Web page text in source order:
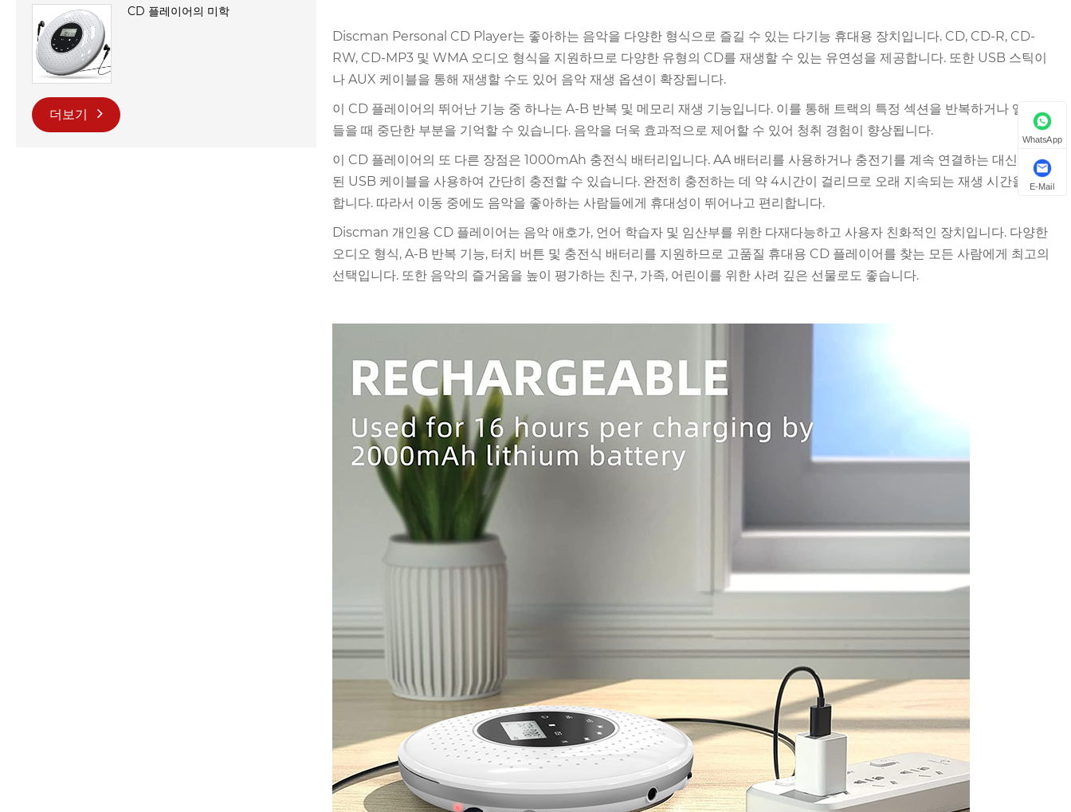
CD 플레이어의 미학
더보기
Discman Personal CD Player는 좋아하는 음악을 다양한 형식으로 즐길 수 있는 다기능 휴대용 장치입니다. CD, CD-R, CD-
RW, CD-MP3 및 WMA 오디오 형식을 지원하므로 다양한 유형의 CD를 재생할 수 있는 유연성을 제공합니다. 또한 USB 스틱이
나 AUX 케이블을 통해 재생할 수도 있어 음악 재생 옵션이 확장됩니다.
이 CD 플레이어의 뛰어난 기능 중 하나는 A-B 반복 및 메모리 재생 기능입니다. 이를 통해 트랙의 특정 섹션을 반복하거나 앨범을
들을 때 중단한 부분을 기억할 수 있습니다. 음악을 더욱 효과적으로 제어할 수 있어 청취 경험이 향상됩니다.
이 CD 플레이어의 또 다른 장점은 1000mAh 충전식 배터리입니다. AA 배터리를 사용하거나 충전기를 계속 연결하는 대신, 포함
된 USB 케이블을 사용하여 간단히 충전할 수 있습니다. 완전히 충전하는 데 약 4시간이 걸리므로 오래 지속되는 재생 시간을 제공
합니다. 따라서 이동 중에도 음악을 좋아하는 사람들에게 휴대성이 뛰어나고 편리합니다.
Discman 개인용 CD 플레이어는 음악 애호가, 언어 학습자 및 임산부를 위한 다재다능하고 사용자 친화적인 장치입니다. 다양한
오디오 형식, A-B 반복 기능, 터치 버튼 및 충전식 배터리를 지원하므로 고품질 휴대용 CD 플레이어를 찾는 모든 사람에게 최고의
선택입니다. 또한 음악의 즐거움을 높이 평가하는 친구, 가족, 어린이를 위한 사려 깊은 선물로도 좋습니다.
WhatsApp
E-Mail